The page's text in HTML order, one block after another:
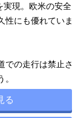
実現。欧米の安全
性にも優れていま
での走行は禁止さ
る